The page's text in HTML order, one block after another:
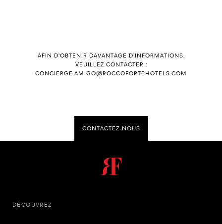
AFIN D'OBTENIR DAVANTAGE D'INFORMATIONS,
VEUILLEZ CONTACTER :
CONCIERGE.AMIGO@ROCCOFORTEHOTELS.COM
CONTACTEZ-NOUS
DÉCOUVREZ